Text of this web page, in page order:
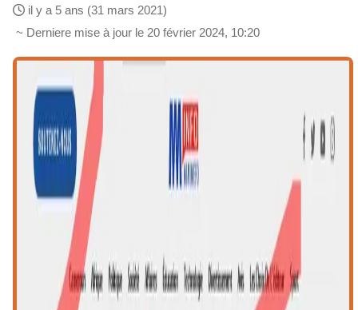
il y a 5 ans (31 mars 2021)
~ Derniere mise à jour le 20 février 2024, 10:20